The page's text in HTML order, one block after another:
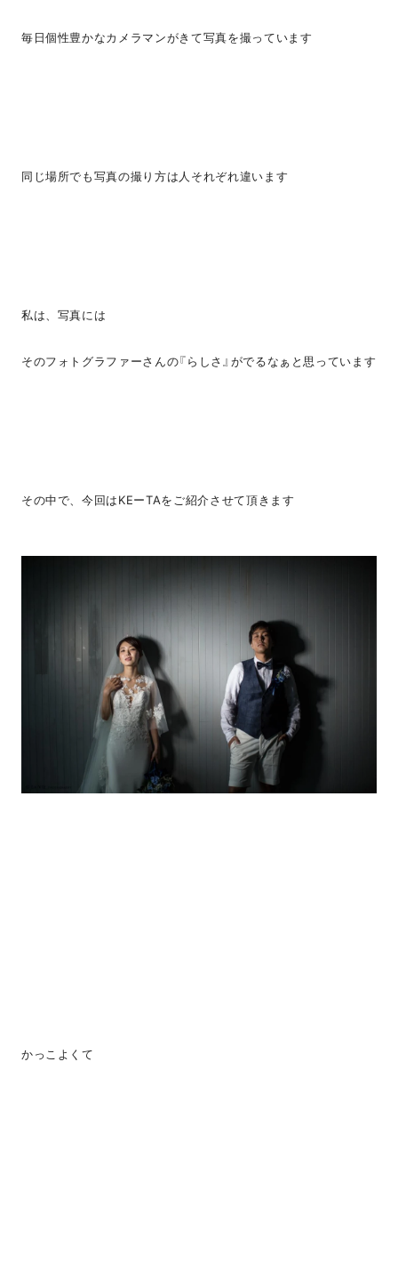
毎日個性豊かなカメラマンがきて写真を撮っています
同じ場所でも写真の撮り方は人それぞれ違います
私は、写真には
そのフォトグラファーさんの『らしさ』がでるなぁと思っています
その中で、今回はKEーTAをご紹介させて頂きます
かっこよくて